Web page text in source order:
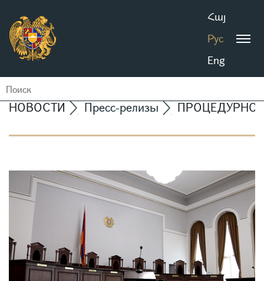
Հայ
Рус
Eng
НОВОСТИ Пресс-релизы